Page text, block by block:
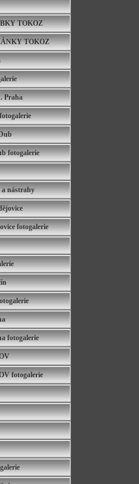
TOKOZ
TOKOZ
Praha
fotogalerie
a nástrahy
fotogalerie
fotogalerie
fotogalerie